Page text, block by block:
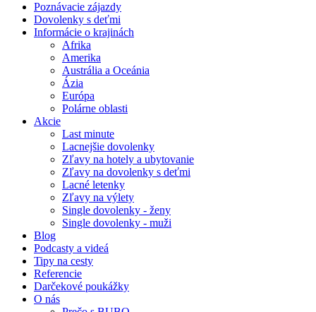
Poznávacie zájazdy
Dovolenky s deťmi
Informácie o krajinách
Afrika
Amerika
Austrália a Oceánia
Ázia
Európa
Polárne oblasti
Akcie
Last minute
Lacnejšie dovolenky
Zľavy na hotely a ubytovanie
Zľavy na dovolenky s deťmi
Lacné letenky
Zľavy na výlety
Single dovolenky - ženy
Single dovolenky - muži
Blog
Podcasty a videá
Tipy na cesty
Referencie
Darčekové poukážky
O nás